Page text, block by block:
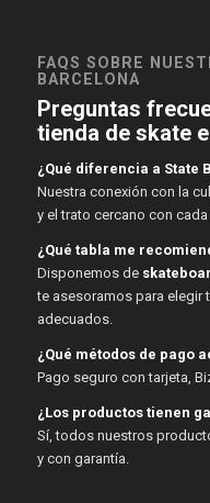
FAQS SOBRE
BARCELONA
Preguntas
tienda de skate
¿Qué diferencia a State
Nuestra conexión con la
y el trato cercano con cada
¿Qué tabla me
Disponemos de
te asesoramos para elegir
adecuados.
¿Qué métodos de pago
Pago seguro con tarjeta,
¿Los productos tienen
Sí, todos nuestros
y con garantía.